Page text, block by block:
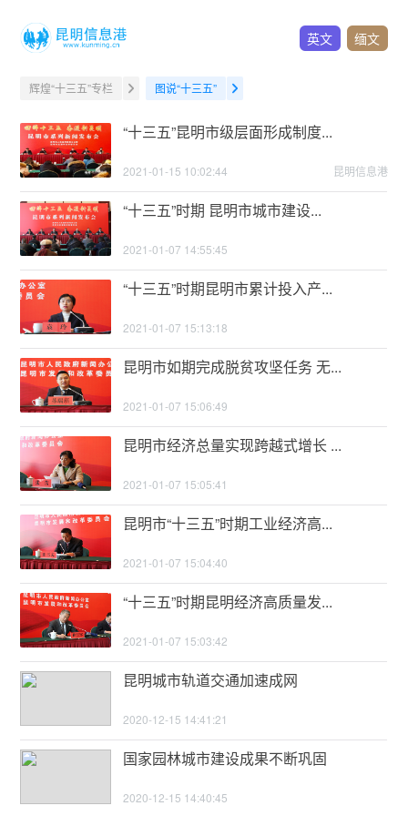
英文 缅文
辉煌“十三五”专栏 图说“十三五”
“十三五”昆明市级层面形成制度...
2021-01-15 10:02:44 昆明信息港
“十三五”时期 昆明市城市建设...
2021-01-07 14:55:45
“十三五”时期昆明市累计投入产...
2021-01-07 15:13:18
昆明市如期完成脱贫攻坚任务 无...
2021-01-07 15:06:49
昆明市经济总量实现跨越式增长 ...
2021-01-07 15:05:41
昆明市“十三五”时期工业经济高...
2021-01-07 15:04:40
“十三五”时期昆明经济高质量发...
2021-01-07 15:03:42
昆明城市轨道交通加速成网
2020-12-15 14:41:21
国家园林城市建设成果不断巩固
2020-12-15 14:40:45